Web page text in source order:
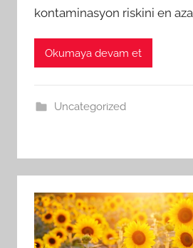
kontaminasyon riskini en aza
Okumaya devam et
Uncategorized